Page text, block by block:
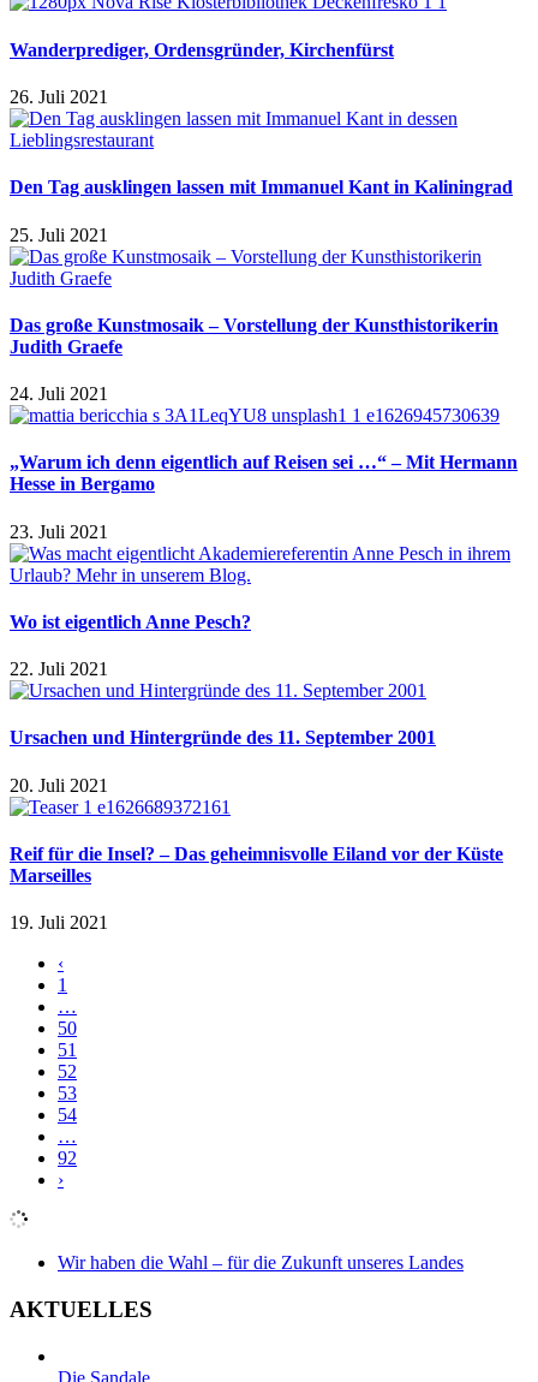
Wanderprediger, Ordensgründer, Kirchenfürst
26. Juli 2021
Den Tag ausklingen lassen mit Immanuel Kant in Kaliningrad
25. Juli 2021
Das große Kunstmosaik – Vorstellung der Kunsthistorikerin
Judith Graefe
24. Juli 2021
„Warum ich denn eigentlich auf Reisen sei …“ – Mit Hermann
Hesse in Bergamo
23. Juli 2021
Wo ist eigentlich Anne Pesch?
22. Juli 2021
Ursachen und Hintergründe des 11. September 2001
20. Juli 2021
Reif für die Insel? – Das geheimnisvolle Eiland vor der Küste
Marseilles
19. Juli 2021
‹
1
…
50
51
52
53
54
…
92
›
Wir haben die Wahl – für die Zukunft unseres Landes
AKTUELLES
Die Sandale